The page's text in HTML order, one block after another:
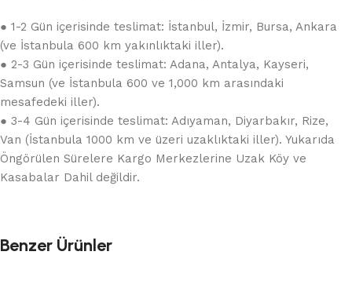
● 1-2 Gün içerisinde teslimat: İstanbul, İzmir, Bursa, Ankara
(ve İstanbula 600 km yakınlıktaki iller).
● 2-3 Gün içerisinde teslimat: Adana, Antalya, Kayseri,
Samsun (ve İstanbula 600 ve 1,000 km arasındaki
mesafedeki iller).
● 3-4 Gün içerisinde teslimat: Adıyaman, Diyarbakır, Rize,
Van (İstanbula 1000 km ve üzeri uzaklıktaki iller). Yukarıda
Öngörülen Sürelere Kargo Merkezlerine Uzak Köy ve
Kasabalar Dahil değildir.
Benzer Ürünler